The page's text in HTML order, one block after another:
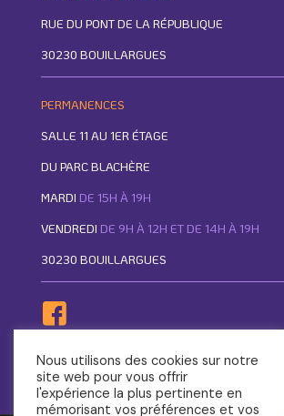
RUE DU PONT DE LA RÉPUBLIQUE
30230 BOUILLARGUES
PERMANENCES
SALLE 11 AU 1ER ÉTAGE
DU PARC BLACHÈRE
MARDI DE 15H À 19H
VENDREDI DE 9H À 12H ET DE 14H À 19H
30230 BOUILLARGUES
Nous utilisons des cookies sur notre
site web pour vous offrir
l'expérience la plus pertinente en
mémorisant vos préférences et vos